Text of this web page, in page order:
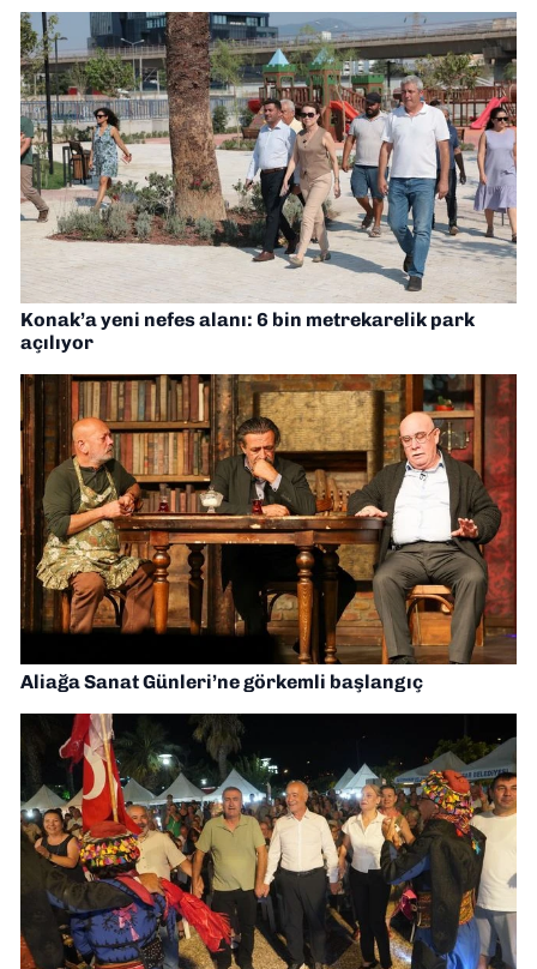
Konak’a yeni nefes alanı: 6 bin metrekarelik park
açılıyor
Aliağa Sanat Günleri’ne görkemli başlangıç